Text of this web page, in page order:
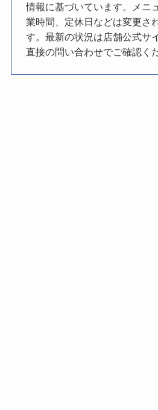
情報に基づいています。メニ
業時間、定休日などは変更さ
す。最新の状況は店舗公式サ
直接の問い合わせでご確認く